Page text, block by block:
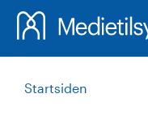
Startsiden